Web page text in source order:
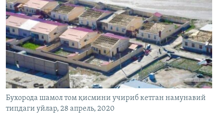
Бухорода шамол том қисмини учириб кетган намунавий
типдаги уйлар, 28 апрель, 2020